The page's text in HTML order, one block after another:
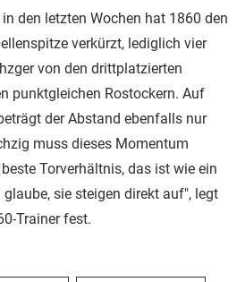
den letzten Wochen hat 1860 den
verkürzt, lediglich vier
von den drittplatzierten
punktgleichen Rostockern. Auf
der Abstand ebenfalls nur
muss dieses Momentum
Torverhältnis, das ist wie ein
sie steigen direkt auf", legt
Trainer fest.